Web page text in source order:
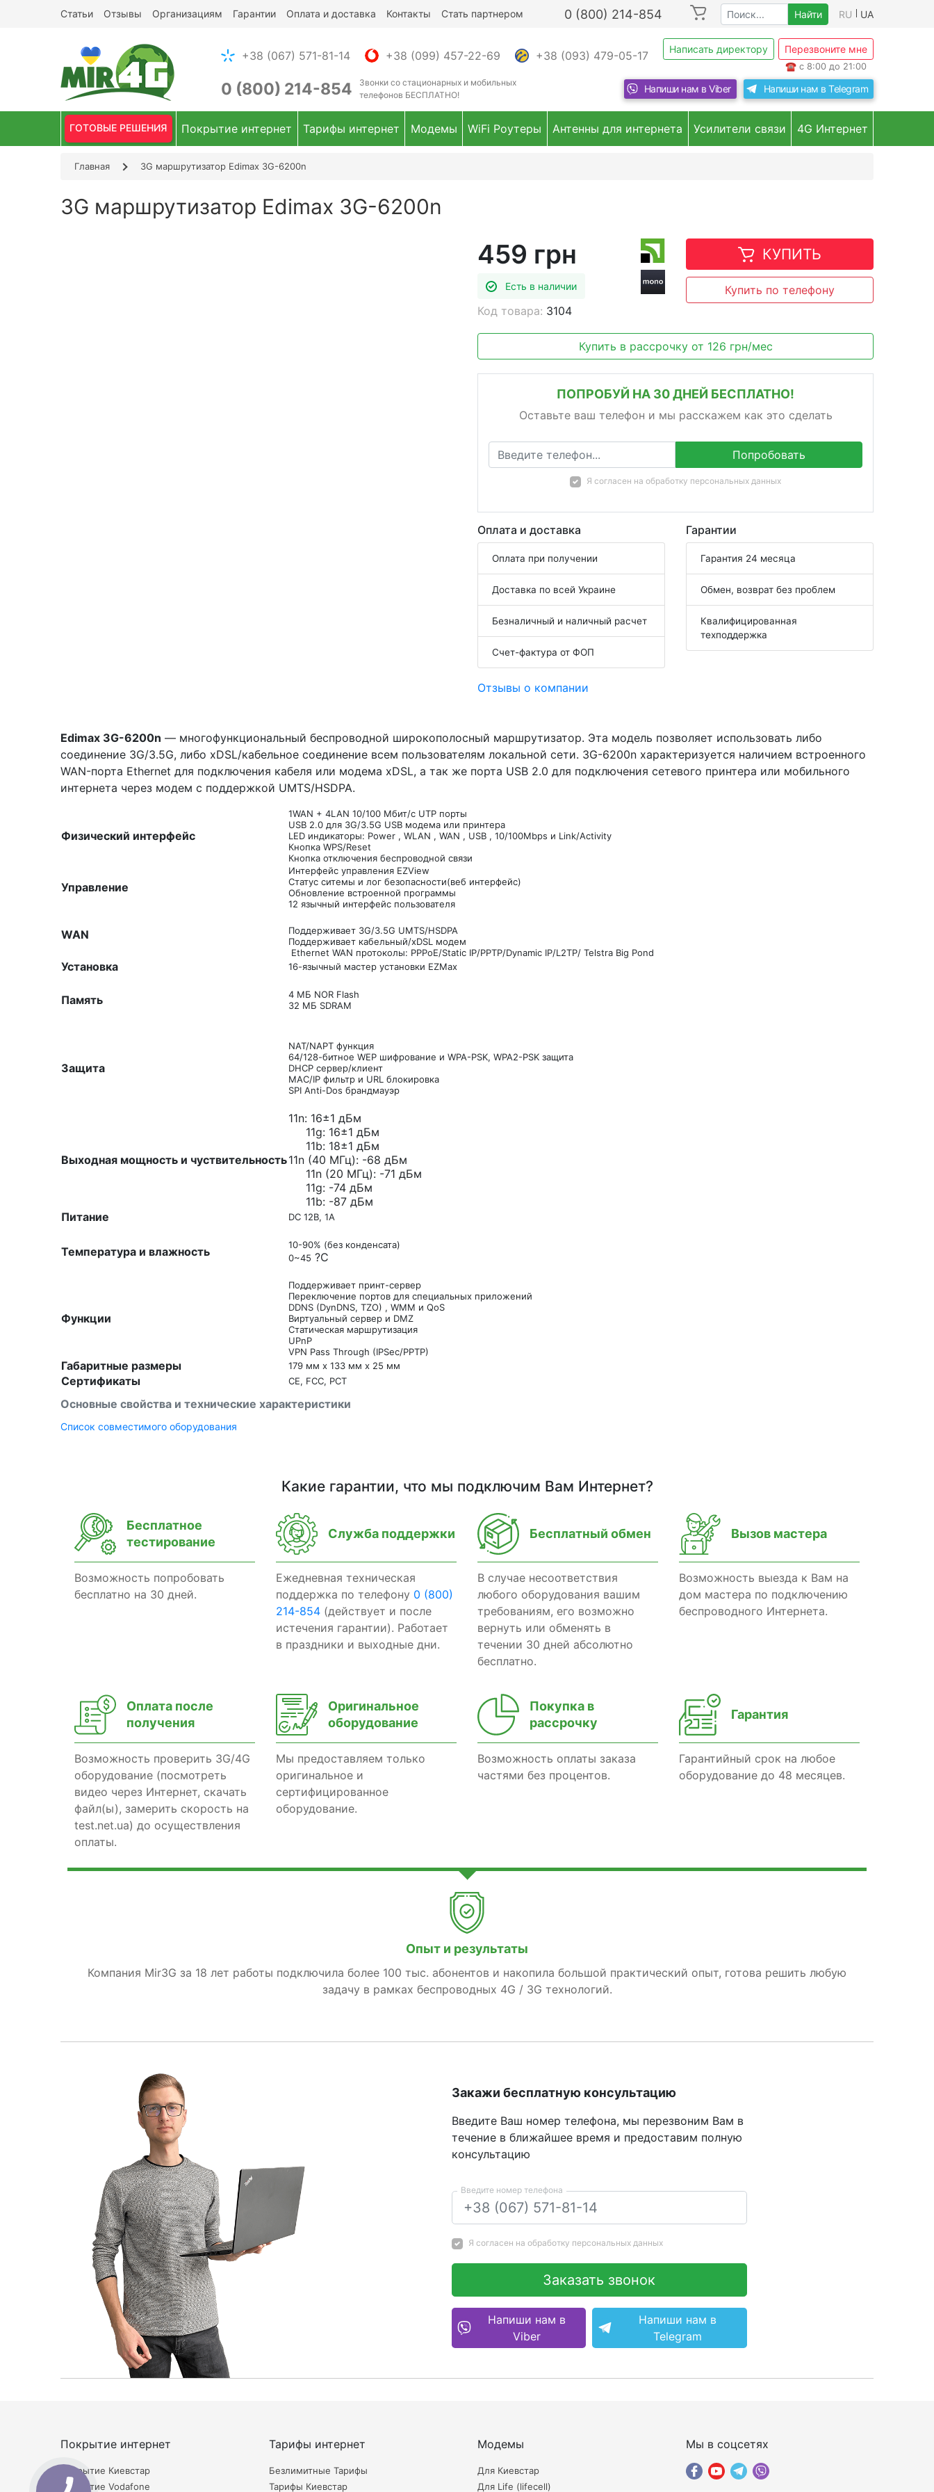
Статьи Отзывы Организациям Гарантии Оплата и доставка Контакты Стать партнером 0 (800) 214-854 Найти RU UA
+38 (067) 571-81-14 +38 (099) 457-22-69 +38 (093) 479-05-17 Написать директору Перезвоните мне
☎ с 8:00 до 21:00
0 (800) 214-854 Звонки со стационарных и мобильных
телефонов БЕСПЛАТНО! Напиши нам в Viber Напиши нам в Telegram
ГОТОВЫЕ РЕШЕНИЯ Покрытие интернет Тарифы интернет Модемы WiFi Роутеры Антенны для интернета Усилители связи 4G Интернет
Главная 3G маршрутизатор Edimax 3G-6200n
3G маршрутизатор Edimax 3G-6200n
459 грн
Есть в наличии
Код товара: 3104
КУПИТЬ
Купить по телефону
Купить в рассрочку от 126 грн/мес
ПОПРОБУЙ НА 30 ДНЕЙ БЕСПЛАТНО!
Оставьте ваш телефон и мы расскажем как это сделать
Попробовать
Я согласен на обработку персональных данных
Оплата и доставка
Оплата при получении
Доставка по всей Украине
Безналичный и наличный расчет
Счет-фактура от ФОП
Гарантии
Гарантия 24 месяца
Обмен, возврат без проблем
Квалифицированная
техподдержка
Отзывы о компании
Edimax 3G-6200n — многофункциональный беспроводной широкополосный маршрутизатор. Эта модель позволяет использовать либо
соединение 3G/3.5G, либо xDSL/кабельное соединение всем пользователям локальной сети. 3G-6200n характеризуется наличием встроенного
WAN-порта Ethernet для подключения кабеля или модема xDSL, а так же порта USB 2.0 для подключения сетевого принтера или мобильного
интернета через модем с поддержкой UMTS/HSDPA.
Основные свойства и технические характеристики
Физический интерфейс
1WAN + 4LAN 10/100 Мбит/с UTP порты
USB 2.0 для 3G/3.5G USB модема или принтера
LED индикаторы: Power , WLAN , WAN , USB , 10/100Mbps и Link/Activity
Кнопка WPS/Reset
Кнопка отключения беспроводной связи
Управление
Интерфейс управления EZView
Статус ситемы и лог безопасности(веб интерфейс)
Обновление встроенной программы
12 язычный интерфейс пользователя
WAN
Поддерживает 3G/3.5G UMTS/HSDPA
Поддерживает кабельный/xDSL модем
Ethernet WAN протоколы: PPPoE/Static IP/PPTP/Dynamic IP/L2TP/ Telstra Big Pond
Установка 16-язычный мастер установки EZMax
Память
4 МБ NOR Flash
32 МБ SDRAM
Защита
NAT/NAPT функция
64/128-битное WEP шифрование и WPA-PSK, WPA2-PSK защита
DHCP сервер/клиент
MAC/IP фильтр и URL блокировка
SPI Anti-Dos брандмауэр
Выходная мощность и чуствительность
11n: 16±1 дБм
11g: 16±1 дБм
11b: 18±1 дБм
11n (40 МГц): -68 дБм
11n (20 МГц): -71 дБм
11g: -74 дБм
11b: -87 дБм
Питание
DC 12В, 1А
Температура и влажность
10-90% (без конденсата)
0~45 ?С
Функции
Поддерживает принт-сервер
Переключение портов для специальных приложений
DDNS (DynDNS, TZO) , WMM и QoS
Виртуальный сервер и DMZ
Статическая маршрутизация
UPnP
VPN Pass Through (IPSec/PPTP)
Габаритные размеры 179 мм x 133 мм x 25 мм
Сертификаты CE, FCC, РСТ
Список совместимого оборудования
Какие гарантии, что мы подключим Вам Интернет?
Бесплатное
тестирование
Возможность попробовать
бесплатно на 30 дней.
Служба поддержки
Ежедневная техническая
поддержка по телефону 0 (800)
214-854 (действует и после
истечения гарантии). Работает
в праздники и выходные дни.
Бесплатный обмен
В случае несоответствия
любого оборудования вашим
требованиям, его возможно
вернуть или обменять в
течении 30 дней абсолютно
бесплатно.
Вызов мастера
Возможность выезда к Вам на
дом мастера по подключению
беспроводного Интернета.
Оплата после
получения
Возможность проверить 3G/4G
оборудование (посмотреть
видео через Интернет, скачать
файл(ы), замерить скорость на
test.net.ua) до осуществления
оплаты.
Оригинальное
оборудование
Мы предоставляем только
оригинальное и
сертифицированное
оборудование.
Покупка в
рассрочку
Возможность оплаты заказа
частями без процентов.
Гарантия
Гарантийный срок на любое
оборудование до 48 месяцев.
Опыт и результаты
Компания Mir3G за 18 лет работы подключила более 100 тыс. абонентов и накопила большой практический опыт, готова решить любую
задачу в рамках беспроводных 4G / 3G технологий.
Закажи бесплатную консультацию
Введите Ваш номер телефона, мы перезвоним Вам в
течение в ближайшее время и предоставим полную
консультацию
Введите номер телефона
Я согласен на обработку персональных данных
Заказать звонок
Напиши нам в
Viber
Напиши нам в
Telegram
Покрытие интернет
Покрытие Киевстар
Покрытие Vodafone
Тарифы интернет
Безлимитные Тарифы
Тарифы Киевстар
Модемы
Для Киевстар
Для Life (lifecell)
Мы в соцсетях
ПОДОБРАТЬ ИНТЕРНЕТ С
ИН
ЖЕНЕРОМ-
КОНСУЛЬТАНТОМ
Чтобы выбрать лучшего оператора и